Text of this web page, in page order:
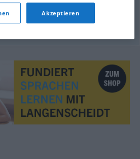
,Erwerb,Investition
Akzeptieren